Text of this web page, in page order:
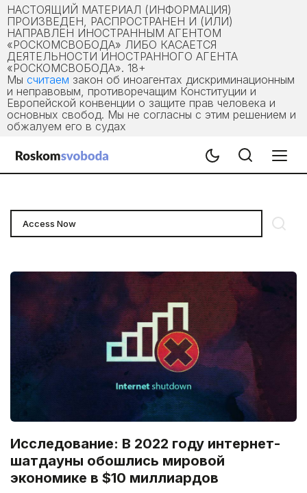
НАСТОЯЩИЙ МАТЕРИАЛ (ИНФОРМАЦИЯ)
ПРОИЗВЕДЕН, РАСПРОСТРАНЕН И (ИЛИ)
НАПРАВЛЕН ИНОСТРАННЫМ АГЕНТОМ
«РОСКОМСВОБОДА» ЛИБО КАСАЕТСЯ
ДЕЯТЕЛЬНОСТИ ИНОСТРАННОГО АГЕНТА
«РОСКОМСВОБОДА». 18+
Мы считаем закон об иноагентах дискриминационным
и неправовым, противоречащим Конституции и
Европейской конвенции о защите прав человека и
основных свобод. Мы не согласны с этим решением и
обжалуем его в судах
Исследование: В 2022 году интернет-
шатдауны обошлись мировой
экономике в $10 миллиардов